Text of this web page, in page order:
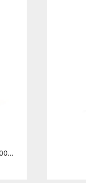
All-Weather Chain Lube 400ml